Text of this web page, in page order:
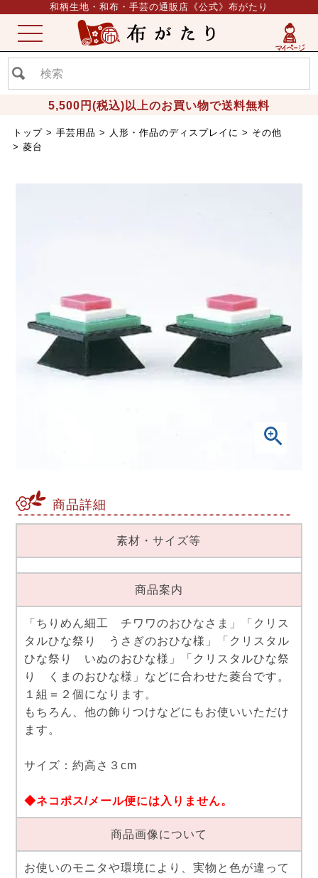
和柄生地・和布・手芸の通販店《公式》布がたり
5,500円(税込)以上のお買い物で送料無料
ME
NU
トップ 手芸用品 人形・作品のディスプレイに
その他
菱台
商品詳細
素材・サイズ等
商品案内
「ちりめん細工 チワワのおひなさま」「クリス
タルひな祭り うさぎのおひな様」「クリスタル
ひな祭り いぬのおひな様」「クリスタルひな祭
り くまのおひな様」などに合わせた菱台です。
１組＝２個になります。
もちろん、他の飾りつけなどにもお使いいただけ
ます。
サイズ：約高さ３cm
◆ネコポス/メール便には入りません。
商品画像について
お使いのモニタや環境により、実物と色が違って